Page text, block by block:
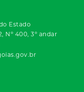
Estado
Nº 400, 3º andar